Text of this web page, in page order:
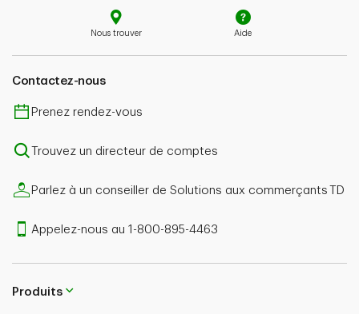
Nous trouver Aide
Contactez-nous
Prenez rendez-vous
Trouvez un directeur de comptes
Parlez à un conseiller de Solutions aux commerçants TD
Appelez-nous au 1-800-895-4463
Produits